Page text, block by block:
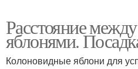
Расстояние
яблонями.
Колоновидные яблони для